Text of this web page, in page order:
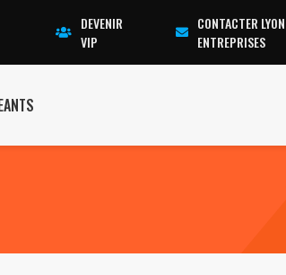
DEVENIR
VIP
CONTACTER LYON
ENTREPRISES